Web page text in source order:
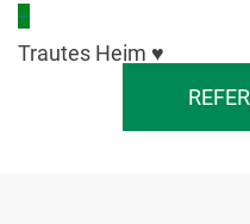
+
Trautes Heim ♥